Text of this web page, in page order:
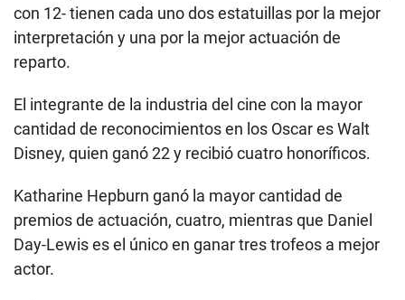
con 12- tienen cada uno dos estatuillas por la mejor
interpretación y una por la mejor actuación de
reparto.
El integrante de la industria del cine con la mayor
cantidad de reconocimientos en los Oscar es Walt
Disney, quien ganó 22 y recibió cuatro honoríficos.
Katharine Hepburn ganó la mayor cantidad de
premios de actuación, cuatro, mientras que Daniel
Day-Lewis es el único en ganar tres trofeos a mejor
actor.